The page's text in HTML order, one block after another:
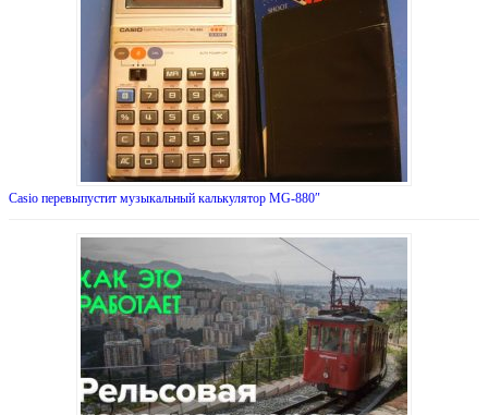
Casio перевыпустит музыкальный калькулятор MG-880″